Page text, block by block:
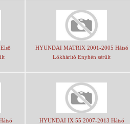
HYUNDAI MATRIX 2001-2005 Hátsó
Lökhárító Enyhén sérült
HYUNDAI IX 55 2007-2013 Hátsó